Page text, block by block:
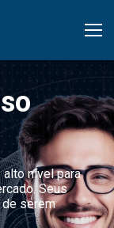
alto nível para
Seus
serem